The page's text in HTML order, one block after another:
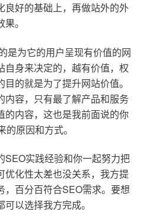
良好的基础上，再做站外的外
。
是为它的用户呈现有价值的网
自身来决定的，越有价值，权
的就是为了提升网站价值。
内容，只有最了解产品和服务
的内容，这也是我前面说的你
原因和方式。
SEO实践经验和你一起努力把
优化性太差也没关系，我方提
，百分百符合SEO需求。要想
以选择我方完成。